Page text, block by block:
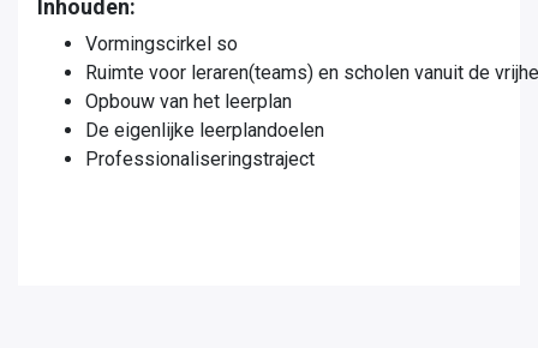
Inhouden:
Vormingscirkel so
Ruimte voor leraren(teams) en scholen vanuit de
Opbouw van het leerplan
De eigenlijke leerplandoelen
Professionaliseringstraject